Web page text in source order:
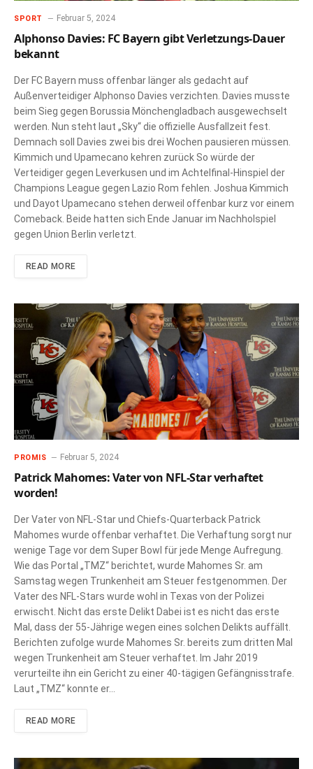
SPORT Februar 5, 2024
Alphonso Davies: FC Bayern gibt Verletzungs-Dauer
bekannt
Der FC Bayern muss offenbar länger als gedacht auf
Außenverteidiger Alphonso Davies verzichten. Davies musste
beim Sieg gegen Borussia Mönchengladbach ausgewechselt
werden. Nun steht laut „Sky“ die offizielle Ausfallzeit fest.
Demnach soll Davies zwei bis drei Wochen pausieren müssen.
Kimmich und Upamecano kehren zurück So würde der
Verteidiger gegen Leverkusen und im Achtelfinal-Hinspiel der
Champions League gegen Lazio Rom fehlen. Joshua Kimmich
und Dayot Upamecano stehen derweil offenbar kurz vor einem
Comeback. Beide hatten sich Ende Januar im Nachholspiel
gegen Union Berlin verletzt.
READ MORE
PROMIS Februar 5, 2024
Patrick Mahomes: Vater von NFL-Star verhaftet
worden!
Der Vater von NFL-Star und Chiefs-Quarterback Patrick
Mahomes wurde offenbar verhaftet. Die Verhaftung sorgt nur
wenige Tage vor dem Super Bowl für jede Menge Aufregung.
Wie das Portal „TMZ“ berichtet, wurde Mahomes Sr. am
Samstag wegen Trunkenheit am Steuer festgenommen. Der
Vater des NFL-Stars wurde wohl in Texas von der Polizei
erwischt. Nicht das erste Delikt Dabei ist es nicht das erste
Mal, dass der 55-Jährige wegen eines solchen Delikts auffällt.
Berichten zufolge wurde Mahomes Sr. bereits zum dritten Mal
wegen Trunkenheit am Steuer verhaftet. Im Jahr 2019
verurteilte ihn ein Gericht zu einer 40-tägigen Gefängnisstrafe.
Laut „TMZ“ konnte er…
READ MORE